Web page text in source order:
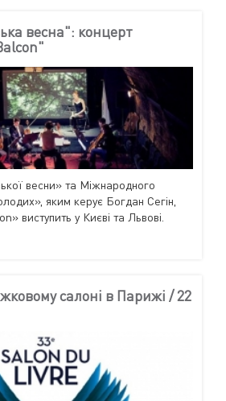
весна": концерт
весни» та Міжнародного
яким керує Богдан Сегін,
виступить у Києві та Львові.
салоні в Парижі / 22